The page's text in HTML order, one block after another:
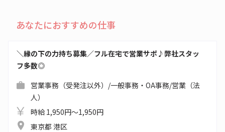
あなたにおすすめの仕事
＼縁の下の力持ち募集／フル在宅で営業サポ♪弊社スタッ
フ多数◎
営業事務（受発注以外）/一般事務・OA事務/営業（法
人）
時給 1,950円～1,950円
東京都 港区